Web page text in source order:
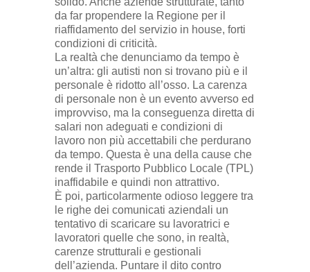
da far propendere la Regione per il
riaffidamento del servizio in house, forti
condizioni di criticità.
La realtà che denunciamo da tempo è
un’altra: gli autisti non si trovano più e il
personale è ridotto all’osso. La carenza
di personale non è un evento avverso ed
improvviso, ma la conseguenza diretta di
salari non adeguati e condizioni di
lavoro non più accettabili che perdurano
da tempo. Questa è una della cause che
rende il Trasporto Pubblico Locale (TPL)
inaffidabile e quindi non attrattivo.
È poi, particolarmente odioso leggere tra
le righe dei comunicati aziendali un
tentativo di scaricare su lavoratrici e
lavoratori quelle che sono, in realtà,
carenze strutturali e gestionali
dell’azienda. Puntare il dito contro